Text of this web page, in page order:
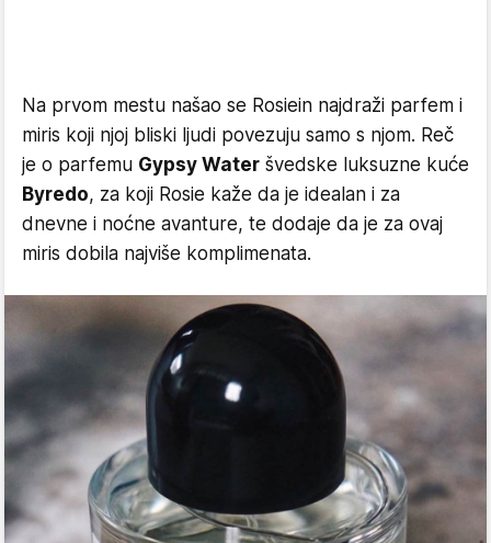
Na prvom mestu našao se Rosiein najdraži parfem i
miris koji njoj bliski ljudi povezuju samo s njom. Reč
je o parfemu Gypsy Water švedske luksuzne kuće
Byredo, za koji Rosie kaže da je idealan i za
dnevne i noćne avanture, te dodaje da je za ovaj
miris dobila najviše komplimenata.